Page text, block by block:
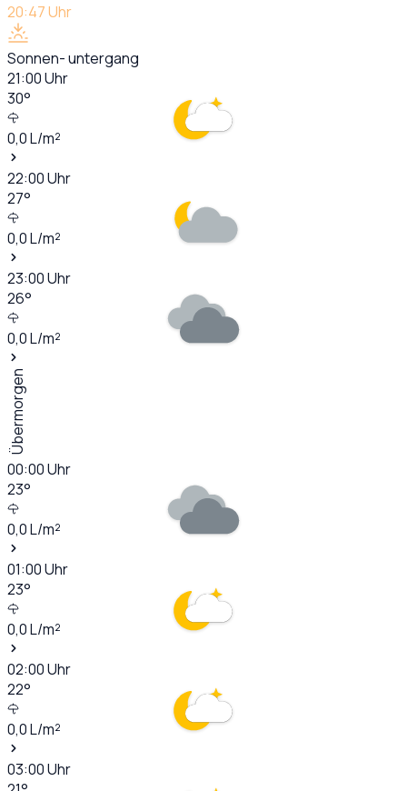
20:47Uhr
Sonnen- untergang
21:00Uhr
30°
0,0L/m²
22:00Uhr
27°
0,0L/m²
23:00Uhr
26°
0,0L/m²
Übermorgen
00:00Uhr
23°
0,0L/m²
01:00Uhr
23°
0,0L/m²
02:00Uhr
22°
0,0L/m²
03:00Uhr